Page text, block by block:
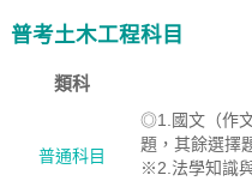
普考土木工程科目
類科
普通科目
◎1.國文（作
題，其餘選擇
※2.法學知識